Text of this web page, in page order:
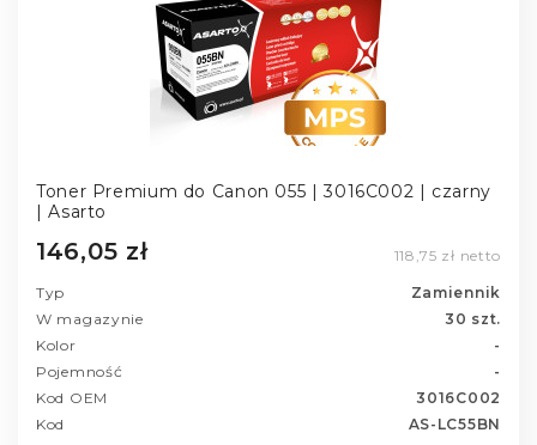
Toner Premium do Canon 055 | 3016C002 | czarny
| Asarto
146,05 zł 118,75 zł netto
Typ
Zamiennik
W magazynie
30 szt.
Kolor
-
Pojemność
-
Kod OEM
3016C002
Kod
AS-LC55BN